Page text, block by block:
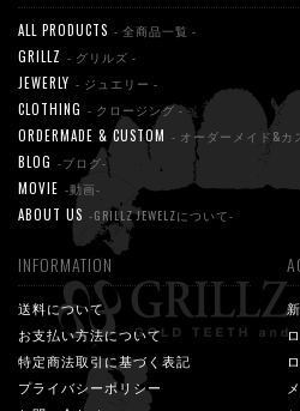
ALL PRODUCTS - 全商品一覧 -
GRILLZ - グリルズ -
JEWERLY - ジュエリー -
CLOTHING - クロージング -
ORDERMADE & CUSTOM - オーダーメイド&カ
BLOG -ブログ-
MOVIE -動画-
ABOUT US -GRILLZ JEWELZについて-
INFORMATION
送料について
お支払い方法について
特定商法取引に基づく表記
プライバシーポリシー